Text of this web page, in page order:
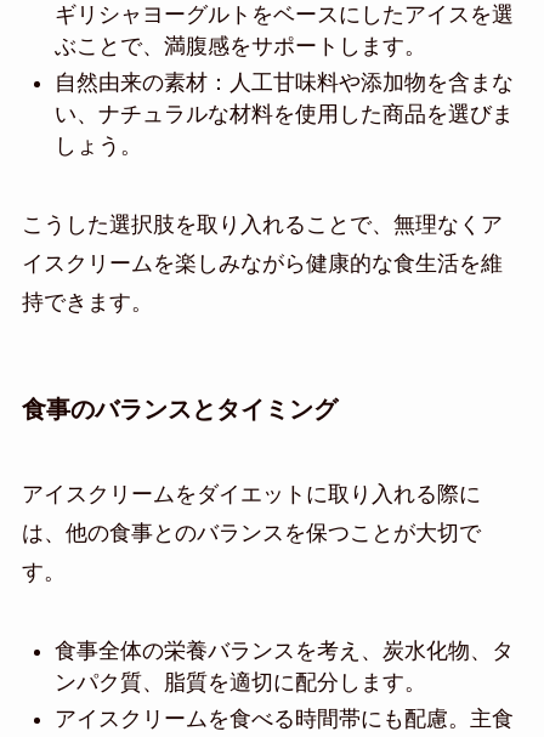
ギリシャヨーグルトをベースにしたアイスを選
ぶことで、満腹感をサポートします。
自然由来の素材：人工甘味料や添加物を含まな
い、ナチュラルな材料を使用した商品を選びま
しょう。
こうした選択肢を取り入れることで、無理なくア
イスクリームを楽しみながら健康的な食生活を維
持できます。
食事のバランスとタイミング
アイスクリームをダイエットに取り入れる際に
は、他の食事とのバランスを保つことが大切で
す。
食事全体の栄養バランスを考え、炭水化物、タ
ンパク質、脂質を適切に配分します。
アイスクリームを食べる時間帯にも配慮。主食